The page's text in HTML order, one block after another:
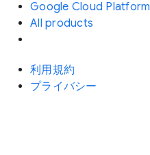
Google Cloud Platform
All products
利用規約
プライバシー